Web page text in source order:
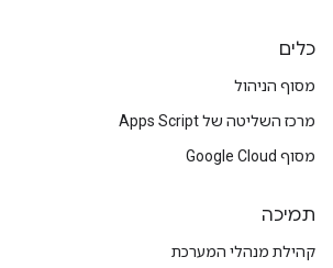
כלים
מסוף הניהול
מרכז השליטה של Apps Script
מסוף Google Cloud
תמיכה
קהילת מנהלי המערכת